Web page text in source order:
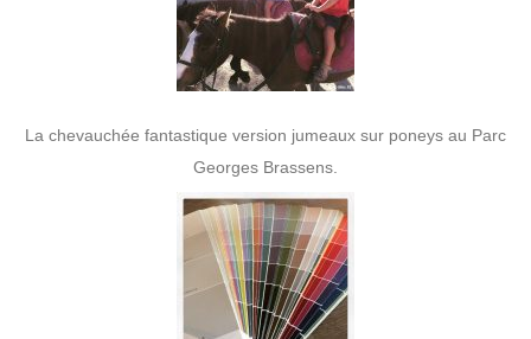
La chevauchée fantastique version jumeaux sur poneys au Parc
Georges Brassens.